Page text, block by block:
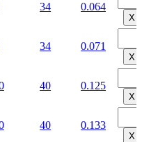
34 0.064
Х
34 0.071
Х
40 0.125
Х
40 0.133
Х